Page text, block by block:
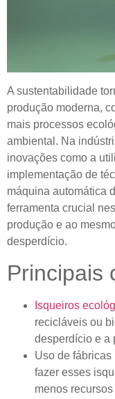
A sustentabilidade
produção moderna,
mais processos
ambiental. Na
inovações como a
implementação de
máquina automática
ferramenta crucial
produção e ao
desperdício.
Principais
Isqueiros
recicláveis ​​ou
desperdício e a
Uso de fábricas
fazer esses
menos